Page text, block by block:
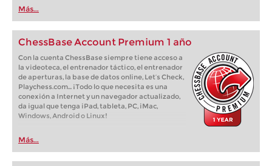
Más...
ChessBase Account Premium 1 año
Con la cuenta ChessBase siempre tiene acceso a
la videoteca, el entrenador táctico, el entrenador
de aperturas, la base de datos online, Let’s Check,
Playchess.com... ¡Todo lo que necesita es una
conexión a Internet y un navegador actualizado,
da igual que tenga iPad, tableta, PC, iMac,
Windows, Android o Linux!
Más...